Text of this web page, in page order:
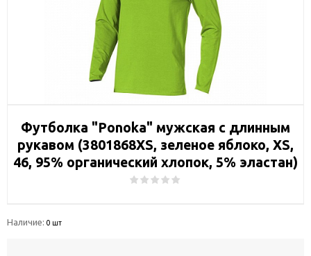
Футболка "Ponoka" мужская с длинным
рукавом (3801868XS, зеленое яблоко, XS,
46, 95% органический хлопок, 5% эластан)
Наличие: 0 шт